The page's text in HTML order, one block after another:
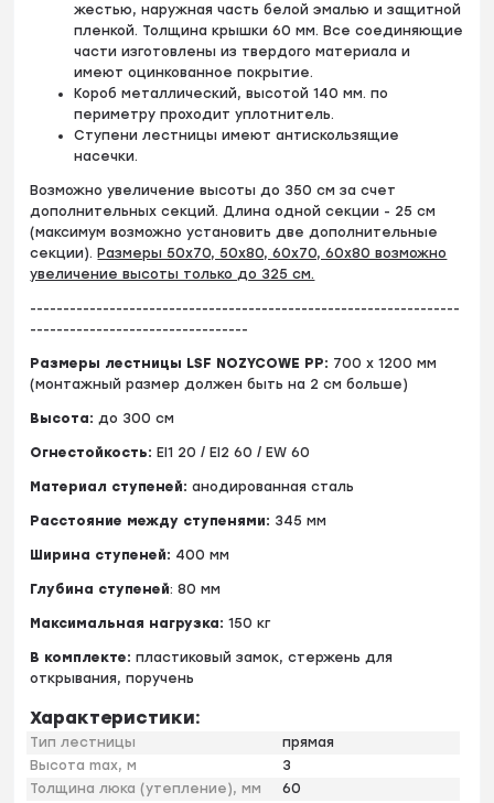
жестью, наружная часть белой эмалью и защитной
пленкой. Толщина крышки 60 мм. Все соединяющие
части изготовлены из твердого материала и
имеют оцинкованное покрытие.
Короб металлический, высотой 140 мм. по
периметру проходит уплотнитель.
Ступени лестницы имеют антискользящие
насечки.
Возможно увеличение высоты до 350 см за счет
дополнительных секций. Длина одной секции - 25 см
(максимум возможно установить две дополнительные
секции).Размеры 50х70, 50х80, 60х70, 60х80 возможно
увеличение высоты только до 325 см.
-----------------------------------------------------------------
---------------------------------
Размеры лестницы LSF NOZYCOWE PP: 700 х 1200 мм
(монтажный размер должен быть на 2 см больше)
Высота: до 300 см
Огнестойкость:EI1 20 / EI2 60 / EW 60
Материал ступеней: анодированная сталь
Расстояние между ступенями: 345 мм
Ширина ступеней: 400 мм
Глубина ступеней: 80 мм
Максимальная нагрузка: 150 кг
В комплекте: пластиковый замок, стержень для
открывания, поручень
Характеристики:
Тип лестницы
прямая
Высота max, м
3
Толщина люка (утепление), мм
60